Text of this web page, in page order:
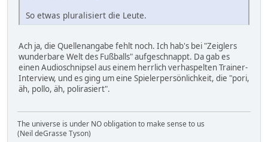
So etwas pluralisiert die Leute.
Ach ja, die Quellenangabe fehlt noch. Ich hab's bei "Zeiglers
wunderbare Welt des Fußballs" aufgeschnappt. Da gab es
einen Audioschnipsel aus einem herrlich verhaspelten Trainer-
Interview, und es ging um eine Spielerpersönlichkeit, die "pori,
äh, pollo, äh, polirasiert".
The universe is under NO obligation to make sense to us
(Neil deGrasse Tyson)